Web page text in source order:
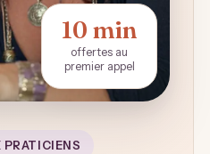
PRATICIENS
10 min
offertes au
premier appel